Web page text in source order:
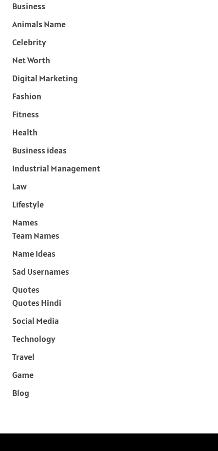
Business
Animals Name
Celebrity
Net Worth
Digital Marketing
Fashion
Fitness
Health
Business ideas
Industrial Management
Law
Lifestyle
Names
Team Names
Name Ideas
Sad Usernames
Quotes
Quotes Hindi
Social Media
Technology
Travel
Game
Blog